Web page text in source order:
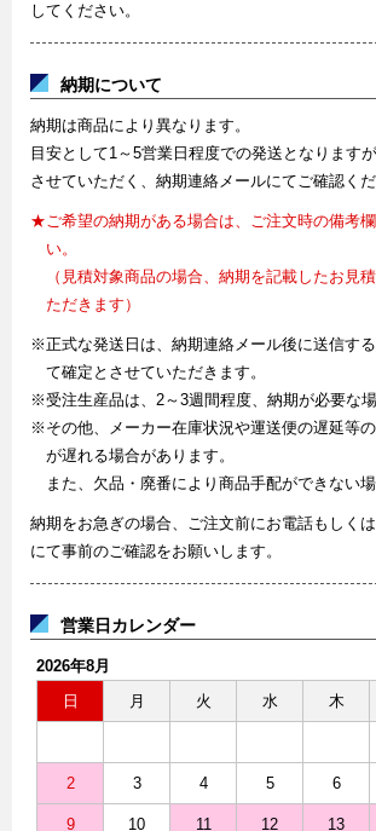
してください。
納期について
納期は商品により異なります。
目安として1～5営業日程度での発送となります
させていただく、納期連絡メールにてご確認くだ
★ご希望の納期がある場合は、ご注文時の備考
い。
（見積対象商品の場合、納期を記載したお見
ただきます）
※正式な発送日は、納期連絡メール後に送信す
て確定とさせていただきます。
※受注生産品は、2～3週間程度、納期が必要な場
※その他、メーカー在庫状況や運送便の遅延等
が遅れる場合があります。
また、欠品・廃番により商品手配ができない場
納期をお急ぎの場合、ご注文前にお電話もしく
にて事前のご確認をお願いします。
営業日カレンダー
2026年8月
日
月 火 水 木
2 3 4 5 6
9 10 11 12 13